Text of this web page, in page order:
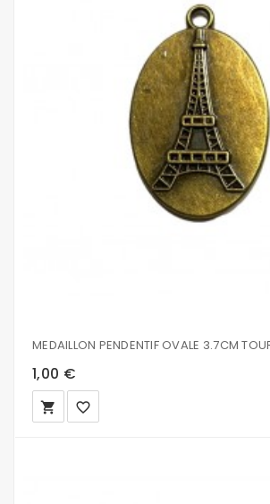
MEDAILLON PENDENTIF OVALE 3.7CM
1,00 €
local_grocery_store favorite_border